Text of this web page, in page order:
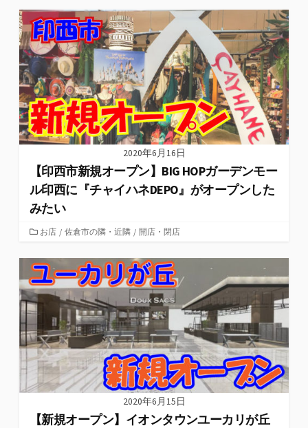
ゴ
リ
ー
2020年6月16日
【印西市新規オープン】BIG HOPガーデンモー
ル印西に『チャイハネDEPO』がオープンした
みたい
カ
ゴ
リ
ー
お店 / 佐倉市の隣・近隣 / 開店・閉店
2020年6月15日
【新規オープン】イオンタウンユーカリが丘